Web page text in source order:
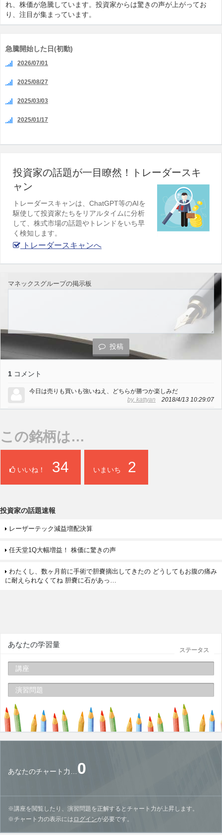
れ、株価が急騰しています。投資家からは驚きの声が上がってお
り、注目が集まっています。
急騰開始した日(初動)
2026/07/01
2025/08/27
2025/03/03
2025/01/17
投資家の話題が一目瞭然！トレーダースキ
ャン
トレーダースキャンは、ChatGPT等のAIを
駆使して投資家たちをリアルタイムに分析
して、株式市場の話題やトレンドをいち早
く検知します。
トレーダースキャンへ
マネックスグループの掲示板
投稿
1 コメント
今日は売りも買いも強いねえ、どちらが勝つか楽しみだ
by. kattyan 2018/4/13 10:29:07
この銘柄は…
いいね！ 34 いまいち 2
投資家の話題速報
レーザーテック減益増配決算
任天堂1Q大幅増益！ 株価に驚きの声
わたくし、数ヶ月前に手術で胆嚢摘出してきたの どうしてもお腹の痛み
に耐えられなくてね 胆嚢に石があっ…
ステータス
あなたの学習量
講座
演習問題
あなたのチャート力… 0
※講座を閲覧したり、演習問題を正解するとチャート力が上昇します。
※チャート力の表示には ログインが必要です。